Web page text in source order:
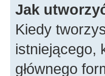
Jak
Kiedy
istniejącego,
głównego